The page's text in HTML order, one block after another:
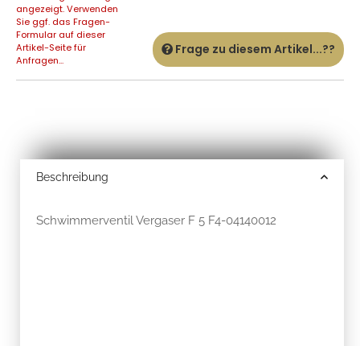
angezeigt. Verwenden
Sie ggf. das Fragen-
Formular auf dieser
Artikel-Seite für
Anfragen...
Frage zu diesem Artikel...??
Beschreibung
Schwimmerventil Vergaser F 5 F4-04140012